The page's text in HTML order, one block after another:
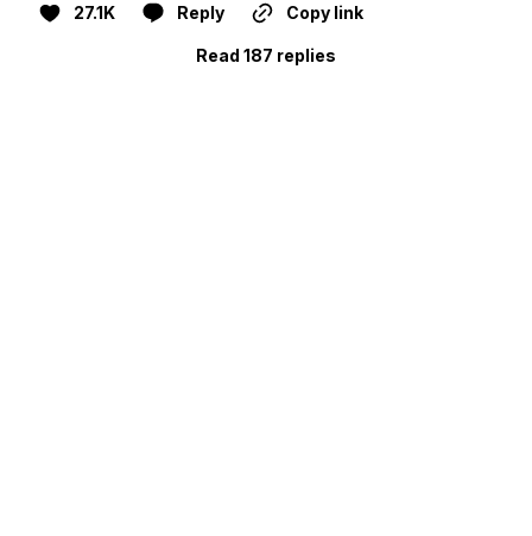
27.1K Reply Copy link
Read 187 replies